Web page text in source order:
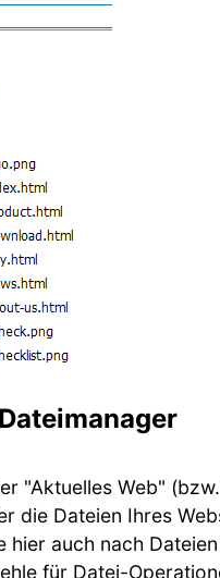
"Aktuelles Web"
die Dateien Ihres
hier auch nach
für Datei-